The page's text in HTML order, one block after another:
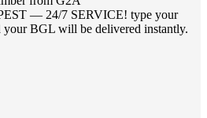
— 24/7 SERVICE! type your
your BGL will be delivered instantly.